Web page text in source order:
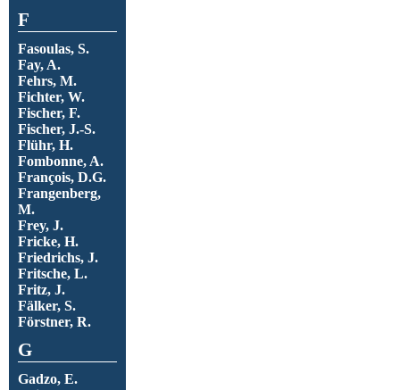
F
Fasoulas, S.
Fay, A.
Fehrs, M.
Fichter, W.
Fischer, F.
Fischer, J.-S.
Flühr, H.
Fombonne, A.
François, D.G.
Frangenberg,
M.
Frey, J.
Fricke, H.
Friedrichs, J.
Fritsche, L.
Fritz, J.
Fälker, S.
Förstner, R.
G
Gadzo, E.